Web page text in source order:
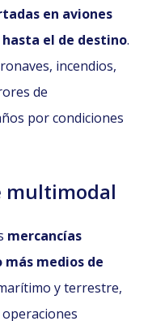
en aviones
el de destino.
incendios,
de
por condiciones
multimodal
mercancías
medios de
y terrestre,